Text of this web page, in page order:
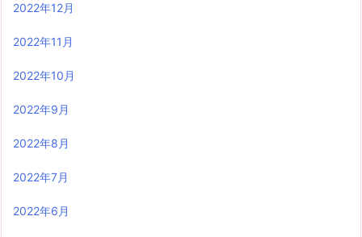
2022年12月
2022年11月
2022年10月
2022年9月
2022年8月
2022年7月
2022年6月